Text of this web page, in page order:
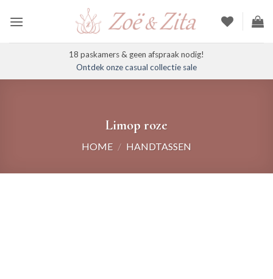
naar
18 paskamers & geen afspraak nodig!
Ontdek onze casual collectie sale
Limop roze
HOME / HANDTASSEN